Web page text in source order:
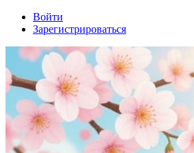
Войти
Зарегистрироваться